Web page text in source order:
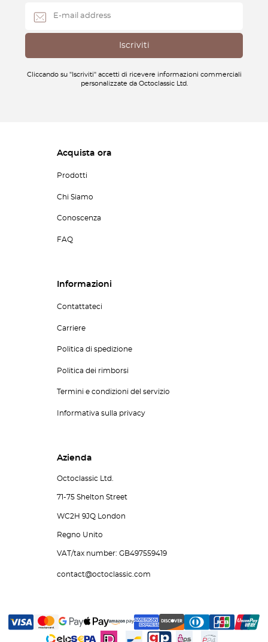
Cliccando su "Iscriviti" accetti di ricevere informazioni commerciali
personalizzate da Octoclassic Ltd.
Acquista ora
Prodotti
Chi Siamo
Conoscenza
FAQ
Informazioni
Contattateci
Carriere
Politica di spedizione
Politica dei rimborsi
Termini e condizioni del servizio
Informativa sulla privacy
Azienda
Octoclassic Ltd.
71-75 Shelton Street
WC2H 9JQ London
Regno Unito
VAT/tax number: GB497559419
contact@octoclassic.com